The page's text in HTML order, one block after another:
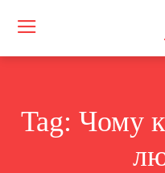
Tag: Чому